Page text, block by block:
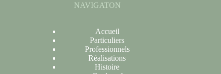
NAVIGATON
Accueil
Particuliers
Professionnels
Réalisations
Histoire